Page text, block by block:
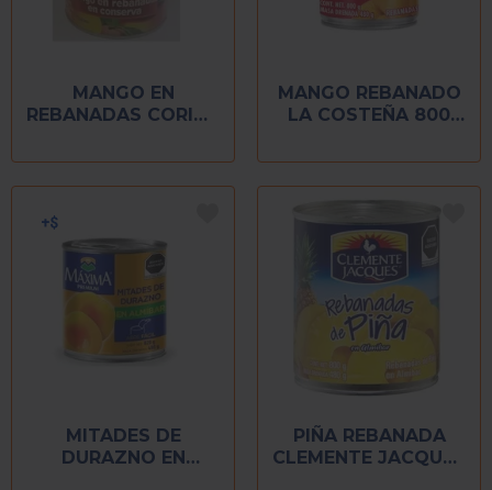
MANGO EN
REBANADAS CORINA
MANGO REBANADO
LA COSTEÑA 800
MITADES DE
DURAZNO EN
PIÑA REBANADA
CLEMENTE JACQUES